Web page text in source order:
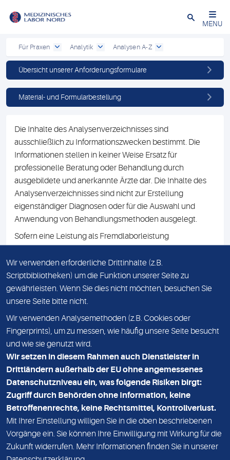
Schließen
MENU
Für Praxen Analytik Analysen A-Z
Übersicht unserer Anforderungsformulare
Material- und Formularbestellung
Die Inhalte des Analysenverzeichnisses sind
ausschließlich zu Informationszwecken bestimmt. Die
Informationen stellen in keiner Weise Ersatz für
professionelle Beratung oder Behandlung durch
ausgebildete und anerkannte Ärzte dar. Die Inhalte des
Analysenverzeichnisses sind nicht zur Erstellung
eigenständiger Diagnosen oder für die Auswahl und
Anwendung von Behandlungsmethoden ausgelegt.
Sofern eine Leistung als Fremdlaborleistung
Namen des Fremdlabors mit. Mit der Beauftragung der
Fremdlaborleistung erklären Sie sich mit dieser
Vereinbarung einverstanden.
DATENSCHUTZ
KONTAKT
NEWSLETTER
ADRESSE
MVZ Medizinisches Labor Nord MLN GmbH
Essener Straße 108
22419 Hamburg
Wir verwenden erforderliche Drittinhalte (z.B.
Scriptbibliotheken) um die Funktion unserer Seite zu
gewährleisten. Wenn Sie dies nicht möchten, besuchen Sie
unsere Seite bitte nicht.
Wir verwenden Analysemethoden (z.B. Cookies oder
Fingerprints), um zu messen, wie häufig unsere Seite besucht
und wie sie genutzt wird.
Wir setzen in diesem Rahmen auch Dienstleister in
Drittländern außerhalb der EU ohne angemessenes
Datenschutzniveau ein, was folgende Risiken birgt:
Zugriff durch Behörden ohne Information, keine
Betroffenenrechte, keine Rechtsmittel, Kontrollverlust.
Mit Ihrer Einstellung willigen Sie in die oben beschriebenen
Vorgänge ein. Sie können Ihre Einwilligung mit Wirkung für die
Zukunft widerrufen. Mehr Informationen finden Sie in unserer